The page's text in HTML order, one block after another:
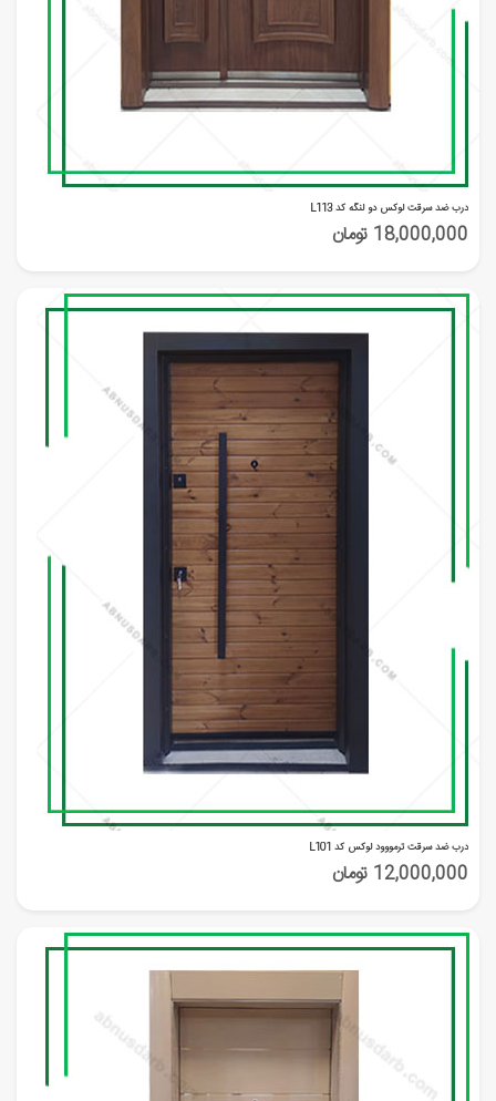
درب ضد سرقت لوکس دو لنگه کد L113
18,000,000 تومان
درب ضد سرقت ترمووود لوکس کد L101
12,000,000 تومان